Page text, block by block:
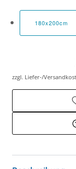
180x200cm
zzgl. Liefer-/